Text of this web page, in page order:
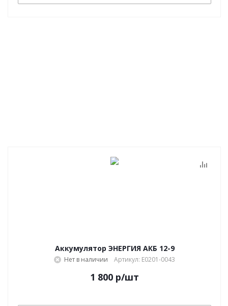
Аккумулятор ЭНЕРГИЯ АКБ 12-9
Нет в наличии Артикул: Е0201-0043
1 800 р/шт